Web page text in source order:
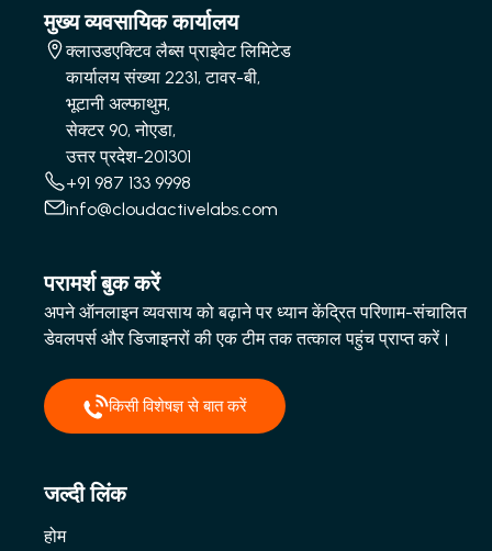
मुख्य व्यवसायिक कार्यालय
क्लाउडएक्टिव लैब्स प्राइवेट लिमिटेड
कार्यालय संख्या 2231, टावर-बी,
भूटानी अल्फाथुम,
सेक्टर 90, नोएडा,
उत्तर प्रदेश-201301
+91 987 133 9998
info@cloudactivelabs.com
परामर्श बुक करें
अपने ऑनलाइन व्यवसाय को बढ़ाने पर ध्यान केंद्रित परिणाम-संचालित
डेवलपर्स और डिजाइनरों की एक टीम तक तत्काल पहुंच प्राप्त करें।
किसी विशेषज्ञ से बात करें
जल्दी लिंक
होम